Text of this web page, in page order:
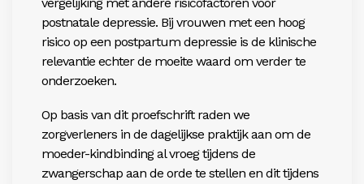
postnatale depressie. Bij vrouwen met een hoog
risico op een postpartum depressie is de klinische
relevantie echter de moeite waard om verder te
onderzoeken.
Op basis van dit proefschrift raden we
zorgverleners in de dagelijkse praktijk aan om de
moeder-kindbinding al vroeg tijdens de
zwangerschap aan de orde te stellen en dit tijdens